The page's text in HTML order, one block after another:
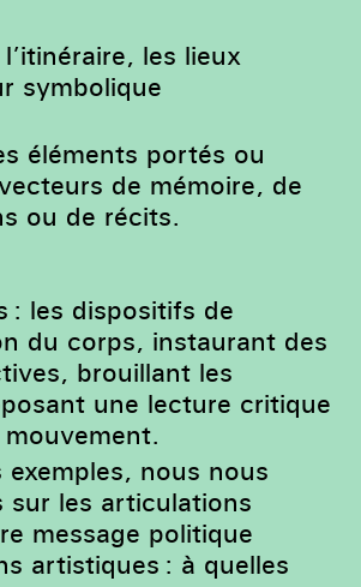
les lieux
symbolique
éléments portés ou
de mémoire, de
ou de récits.
: les dispositifs de
du corps, instaurant des
brouillant les
une lecture critique
nous nous
sur les articulations
message politique
artistiques : à quelles